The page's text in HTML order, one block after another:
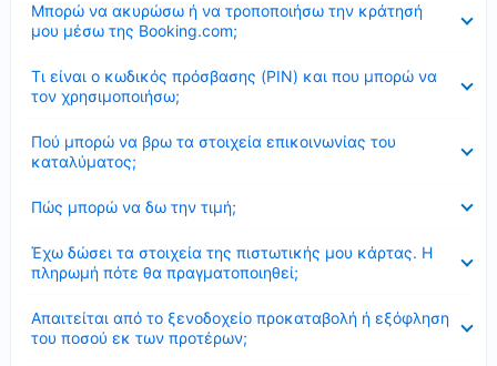
Μπορώ να ακυρώσω ή να τροποποιήσω την κράτησή
μου μέσω της Booking.com;
Τι είναι ο κωδικός πρόσβασης (PIN) και που μπορώ να
τον χρησιμοποιήσω;
Πού μπορώ να βρω τα στοιχεία επικοινωνίας του
καταλύματος;
Πώς μπορώ να δω την τιμή;
Έχω δώσει τα στοιχεία της πιστωτικής μου κάρτας. Η
πληρωμή πότε θα πραγματοποιηθεί;
Απαιτείται από το ξενοδοχείο προκαταβολή ή εξόφληση
του ποσού εκ των προτέρων;